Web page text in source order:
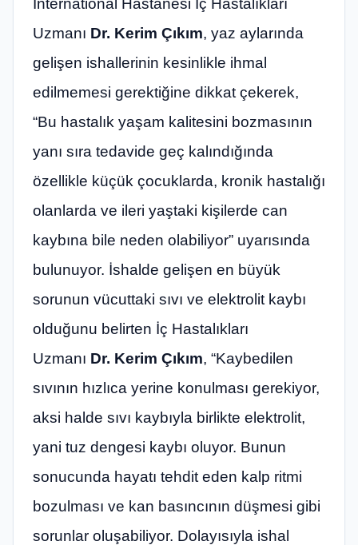
International Hastanesi İç Hastalıkları
Uzmanı Dr. Kerim Çıkım, yaz aylarında
gelişen ishallerinin kesinlikle ihmal
edilmemesi gerektiğine dikkat çekerek,
“Bu hastalık yaşam kalitesini bozmasının
yanı sıra tedavide geç kalındığında
özellikle küçük çocuklarda, kronik hastalığı
olanlarda ve ileri yaştaki kişilerde can
kaybına bile neden olabiliyor” uyarısında
bulunuyor. İshalde gelişen en büyük
sorunun vücuttaki sıvı ve elektrolit kaybı
olduğunu belirten İç Hastalıkları
Uzmanı Dr. Kerim Çıkım, “Kaybedilen
sıvının hızlıca yerine konulması gerekiyor,
aksi halde sıvı kaybıyla birlikte elektrolit,
yani tuz dengesi kaybı oluyor. Bunun
sonucunda hayatı tehdit eden kalp ritmi
bozulması ve kan basıncının düşmesi gibi
sorunlar oluşabiliyor. Dolayısıyla ishal